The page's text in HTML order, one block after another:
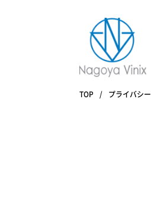
TOP プライバシ